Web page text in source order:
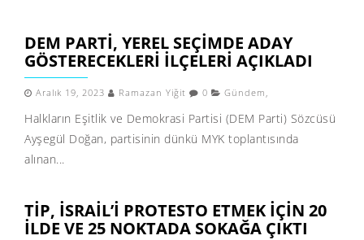
DEM PARTI, YEREL SEÇIMDE ADAY
GÖSTERECEKLERI ILÇELERI AÇIKLADI
Aralık 19, 2023 Ramazan Yiğit 0 Gündem ,
Halkların Eşitlik ve Demokrasi Partisi (DEM Parti) Sözcüsü
Ayşegül Doğan, partisinin dünkü MYK toplantısında
alınan...
TİP, İSRAIL’I PROTESTO ETMEK IÇIN 20
ILDE VE 25 NOKTADA SOKAĞA ÇIKTI